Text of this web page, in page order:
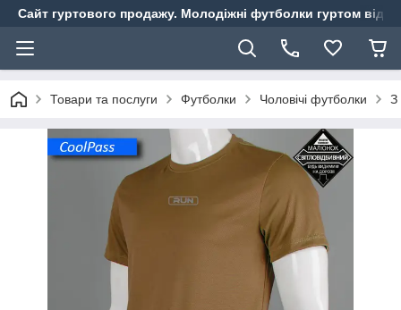
Сайт гуртового продажу. Молодіжні футболки гуртом від
Товари та послуги Футболки Чоловічі футболки З